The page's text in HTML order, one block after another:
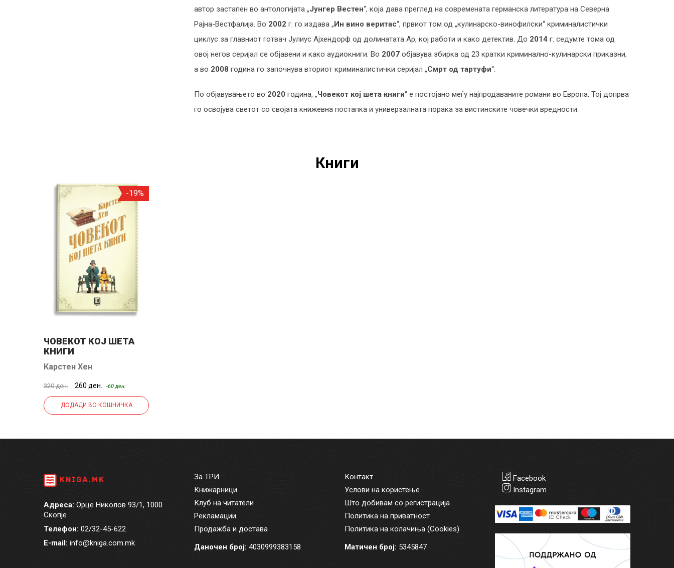
автор застапен во антологијата „Јунгер Вестен“, која дава преглед на современата германска литература на Северна
Рајна-Вестфалија. Во 2002 г. го издава „Ин вино веритас“, првиот том од „кулинарско-винофилски“ криминалистички
циклус за главниот готвач Јулиус Ајхендорф од долинатата Ар, кој работи и како детектив. До 2014 г. седумте тома од
овој негов серијал се објавени и како аудиокниги. Во 2007 објавува збирка од 23 кратки криминално-кулинарски приказни,
а во 2008 година го започнува вториот криминалистички серијал „Смрт од тартуфи“.
По објавувањето во 2020 година, „Човекот кој шета книги“ е постојано меѓу најпродаваните романи во Европа. Тој допрва
го освојува светот со својата книжевна постапка и универзалната порака за вистинските човечки вредности.
Книги
-19%
ЧОВЕКОТ КОЈ ШЕТА
КНИГИ
Карстен Хен
320 ден. 260 ден. -60 ден.
ДОДАДИ ВО КОШНИЧКА
Адреса: Орце Николов 93/1, 1000
Скопје
Телефон: 02/32-45-622
E-mail: info@kniga.com.mk
За ТРИ
Книжарници
Клуб на читатели
Рекламации
Продажба и достава
Даночен број: 4030999383158
Контакт
Услови на користење
Што добивам со регистрација
Политика на приватност
Политика на колачиња (Cookies)
Матичен број: 5345847
Facebook
Instagram